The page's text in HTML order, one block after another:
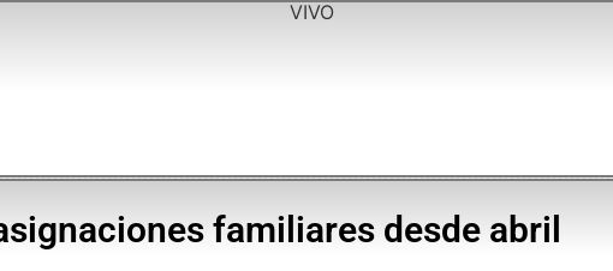
VIVO
familiares desde abril